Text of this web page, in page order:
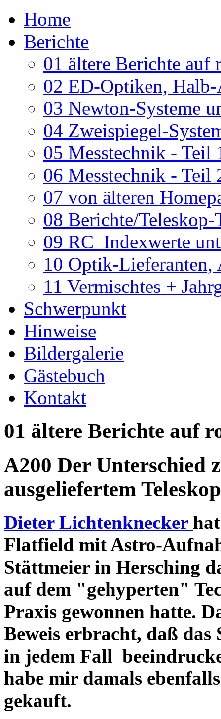
Home
Berichte
01 ältere Berichte auf
02 ED-Optiken, Halb-
03 Newton-Systeme
04 Zweispiegel-
05 Messtechnik - Teil
06 Messtechnik - Teil
07 von älteren
08 Berichte/
09 RC_Indexwerte
10 Optik-Lieferanten,
11 Vermischtes +
Schwerpunkt
Hinweise
Bildergalerie
Gästebuch
Kontakt
01 ältere Berichte auf
A200 Der Unterschied
ausgeliefertem
Dieter Lichtenknecker
Flatfield mit Astro-
Stättmeier in Hersching
auf dem "gehyperten"
Praxis gewonnen hatte.
Beweis erbracht, daß das
in jedem Fall
habe mir damals
gekauft.